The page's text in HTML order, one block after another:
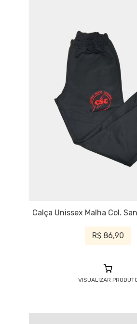
Calça Unissex Malha Col.
R$ 86,90
VISUALIZAR